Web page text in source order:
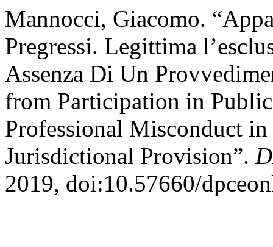
Mannocci, Giacomo.
Pregressi. Legittima
Assenza Di Un
from Participation in
Professional Misconduct
Jurisdictional Provision”.
2019, doi:10.57660/